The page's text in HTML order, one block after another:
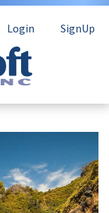
Login SignUp